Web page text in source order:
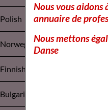
Polish
Norwegian
Finnish
Bulgarian
Nous vous
annuaire de
Nous mettons
Danse